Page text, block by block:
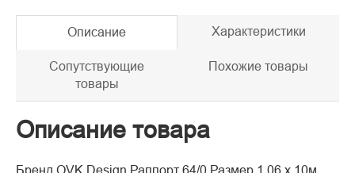
Описание Характеристики
Сопутствующие
товары
Похожие товары
Описание товара
Бренд OVK Design Раппорт 64/0 Размер 1,06 х 10м